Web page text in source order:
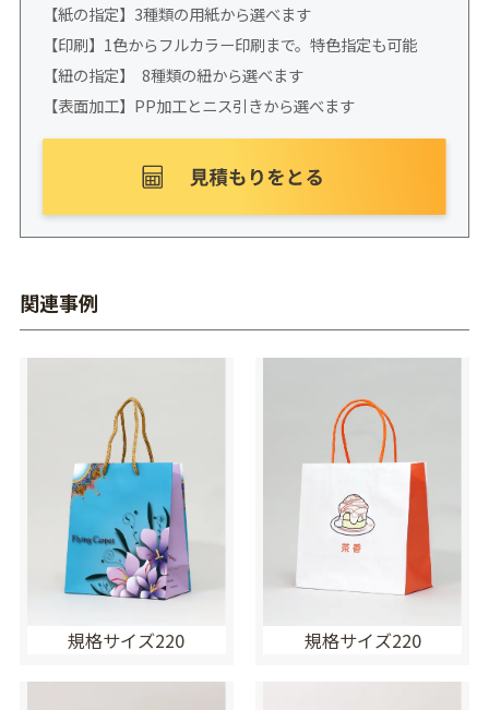
【紙の指定】3種類の用紙から選べます
【印刷】1色からフルカラー印刷まで。特色指定も可能
【紐の指定】 8種類の紐から選べます
【表面加工】PP加工とニス引きから選べます
関連事例
規格サイズ220 規格サイズ220